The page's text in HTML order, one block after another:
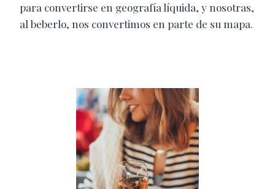
para convertirse en geografía líquida, y nosotras,
al beberlo, nos convertimos en parte de su mapa.